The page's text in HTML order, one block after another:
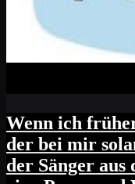
Wenn ich
der bei mir
der Sänger aus